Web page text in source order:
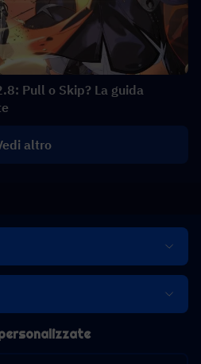
Pull o Skip? La guida
altro